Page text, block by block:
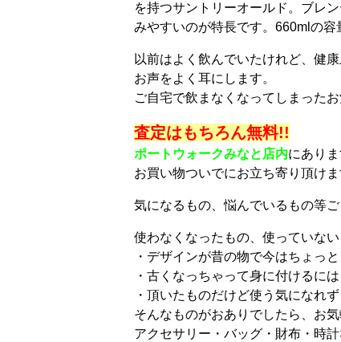
を持つサントリーオールド。ブレ
みやすいのが特長です。660mlの容
以前はよく飲んでいたけれど、健
お声をよく耳にします。
ご自宅で飲まなくなってしまった
査定はもちろん無料!!
ポートウォークみなと店内にあり
お買い物ついでにお立ち寄り頂けま
気になるもの、悩んでいるもの等
使わなくなったもの、使っていな
・デザインが昔の物で今はちょっ
・古くなっちゃって身に付けるに
・頂いたものだけど使う気になれ
そんなものがおありでしたら、お
アクセサリー・バッグ・財布・時